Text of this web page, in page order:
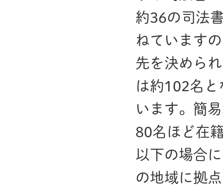
約36の司法
ねています
先を決めら
は約102名
います。簡
80名ほど在
以下の場合
の地域に拠